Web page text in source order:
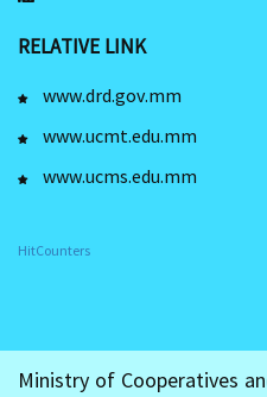
RELATIVE LINK
www.drd.gov.mm
www.ucmt.edu.mm
www.ucms.edu.mm
HitCounters
Ministry of Cooperatives